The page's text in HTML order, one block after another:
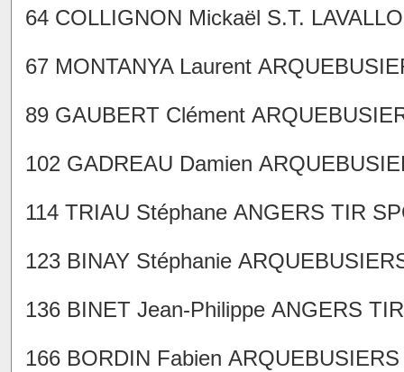
64 COLLIGNON Mickaël S.T.
67 MONTANYA Laurent
89 GAUBERT Clément
102 GADREAU Damien
114 TRIAU Stéphane ANGERS TIR
123 BINAY Stéphanie
136 BINET Jean-Philippe ANGERS
166 BORDIN Fabien